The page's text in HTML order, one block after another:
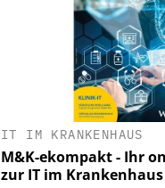
IT IM KRANKENHAUS
M&K-ekompakt - Ihr
zur IT im Krankenhaus
EASY